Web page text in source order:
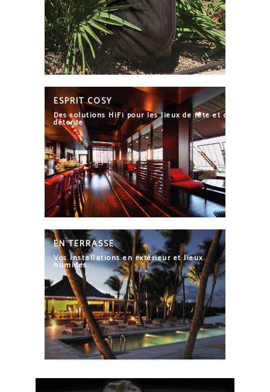
ESPRIT COSY
Des solutions HiFi pour les lieux de fête et de
détente
EN TERRASSE
Vos installations en extérieur et lieux
humides.